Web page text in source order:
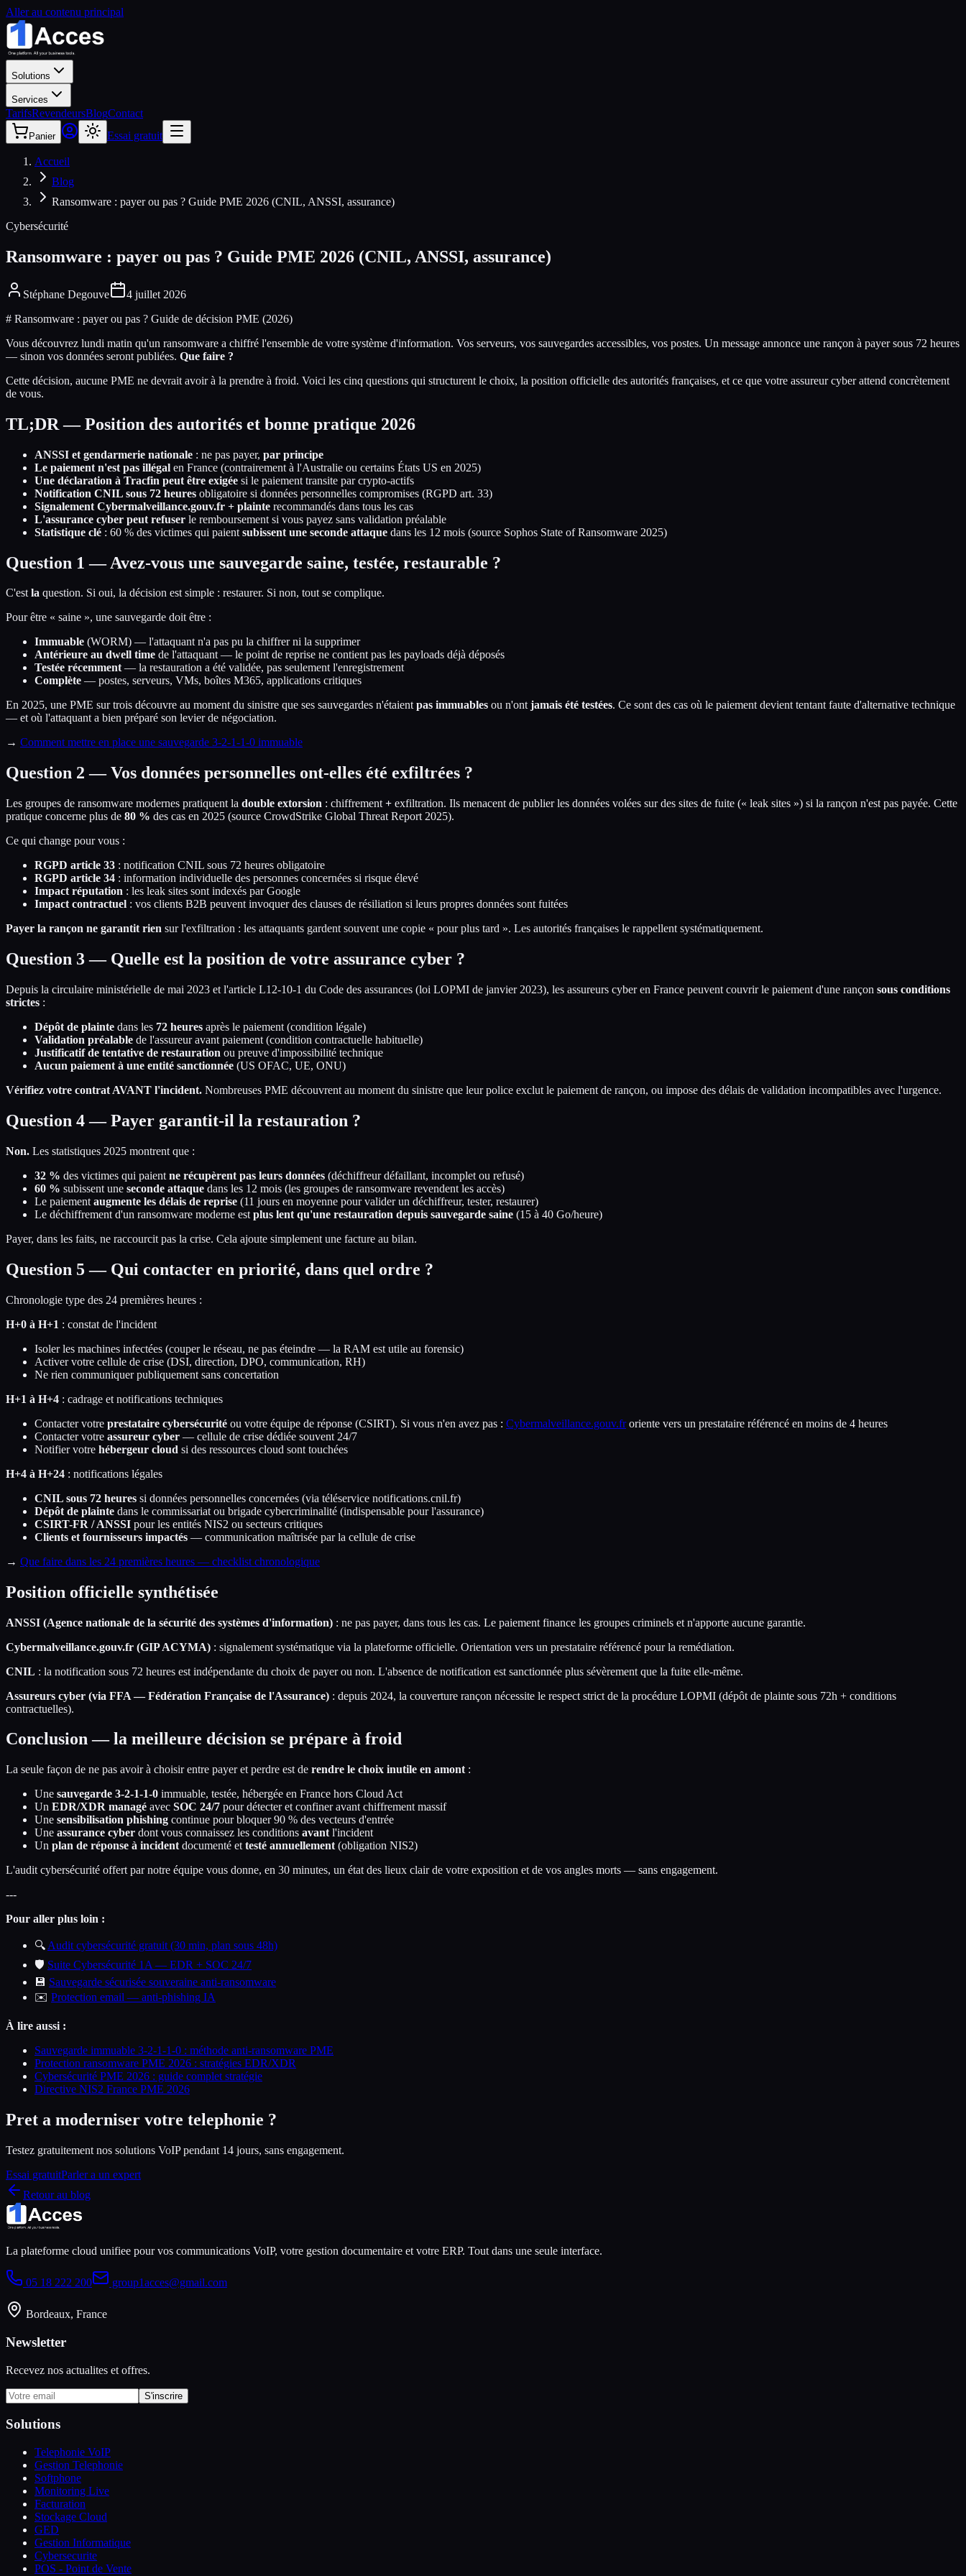
Aller au contenu principal
Solutions
Services
TarifsRevendeursBlogContact
Panier Essai gratuit
Accueil
Blog
Ransomware : payer ou pas ? Guide PME 2026 (CNIL, ANSSI, assurance)
Cybersécurité
Ransomware : payer ou pas ? Guide PME 2026 (CNIL, ANSSI, assurance)
Stéphane Degouve
4 juillet 2026
# Ransomware : payer ou pas ? Guide de décision PME (2026)
Vous découvrez lundi matin qu'un ransomware a chiffré l'ensemble de votre système d'information. Vos serveurs, vos sauvegardes accessibles, vos postes. Un message annonce une rançon à payer sous 72 heures
— sinon vos données seront publiées. Que faire ?
Cette décision, aucune PME ne devrait avoir à la prendre à froid. Voici les cinq questions qui structurent le choix, la position officielle des autorités françaises, et ce que votre assureur cyber attend concrètement
de vous.
TL;DR — Position des autorités et bonne pratique 2026
ANSSI et gendarmerie nationale : ne pas payer, par principe
Le paiement n'est pas illégal en France (contrairement à l'Australie ou certains États US en 2025)
Une déclaration à Tracfin peut être exigée si le paiement transite par crypto-actifs
Notification CNIL sous 72 heures obligatoire si données personnelles compromises (RGPD art. 33)
Signalement Cybermalveillance.gouv.fr + plainte recommandés dans tous les cas
L'assurance cyber peut refuser le remboursement si vous payez sans validation préalable
Statistique clé : 60 % des victimes qui paient subissent une seconde attaque dans les 12 mois (source Sophos State of Ransomware 2025)
Question 1 — Avez-vous une sauvegarde saine, testée, restaurable ?
C'estla question. Si oui, la décision est simple : restaurer. Si non, tout se complique.
Pour être « saine », une sauvegarde doit être :
Immuable (WORM) — l'attaquant n'a pas pu la chiffrer ni la supprimer
Antérieure au dwell time de l'attaquant — le point de reprise ne contient pas les payloads déjà déposés
Testée récemment— la restauration a été validée, pas seulement l'enregistrement
Complète — postes, serveurs, VMs, boîtes M365, applications critiques
En 2025, une PME sur trois découvre au moment du sinistre que ses sauvegardes n'étaientpas immuables ou n'ontjamais été testées. Ce sont des cas où le paiement devient tentant faute d'alternative technique
— et où l'attaquant a bien préparé son levier de négociation.
→ Comment mettre en place une sauvegarde 3-2-1-1-0 immuable
Question 2 — Vos données personnelles ont-elles été exfiltrées ?
Les groupes de ransomware modernes pratiquent la double extorsion : chiffrement + exfiltration. Ils menacent de publier les données volées sur des sites de fuite (« leak sites ») si la rançon n'est pas payée. Cette
pratique concerne plus de 80 % des cas en 2025 (source CrowdStrike Global Threat Report 2025).
Ce qui change pour vous :
RGPD article 33 : notification CNIL sous 72 heures obligatoire
RGPD article 34 : information individuelle des personnes concernées si risque élevé
Impact réputation : les leak sites sont indexés par Google
Impact contractuel : vos clients B2B peuvent invoquer des clauses de résiliation si leurs propres données sont fuitées
Payer la rançon ne garantit rien sur l'exfiltration : les attaquants gardent souvent une copie « pour plus tard ». Les autorités françaises le rappellent systématiquement.
Question 3 — Quelle est la position de votre assurance cyber ?
Depuis la circulaire ministérielle de mai 2023 et l'article L12-10-1 du Code des assurances (loi LOPMI de janvier 2023), les assureurs cyber en France peuvent couvrir le paiement d'une rançon sous conditions
strictes :
Dépôt de plainte dans les 72 heures après le paiement (condition légale)
Validation préalable de l'assureur avant paiement (condition contractuelle habituelle)
Justificatif de tentative de restauration ou preuve d'impossibilité technique
Aucun paiement à une entité sanctionnée (US OFAC, UE, ONU)
Vérifiez votre contrat AVANT l'incident. Nombreuses PME découvrent au moment du sinistre que leur police exclut le paiement de rançon, ou impose des délais de validation incompatibles avec l'urgence.
Question 4 — Payer garantit-il la restauration ?
Non. Les statistiques 2025 montrent que :
32 % des victimes qui paient ne récupèrent pas leurs données (déchiffreur défaillant, incomplet ou refusé)
60 % subissent une seconde attaque dans les 12 mois (les groupes de ransomware revendent les accès)
Le paiement augmente les délais de reprise (11 jours en moyenne pour valider un déchiffreur, tester, restaurer)
Le déchiffrement d'un ransomware moderne est plus lent qu'une restauration depuis sauvegarde saine (15 à 40 Go/heure)
Payer, dans les faits, ne raccourcit pas la crise. Cela ajoute simplement une facture au bilan.
Question 5 — Qui contacter en priorité, dans quel ordre ?
Chronologie type des 24 premières heures :
H+0 à H+1 : constat de l'incident
Isoler les machines infectées (couper le réseau, ne pas éteindre — la RAM est utile au forensic)
Activer votre cellule de crise (DSI, direction, DPO, communication, RH)
Ne rien communiquer publiquement sans concertation
H+1 à H+4 : cadrage et notifications techniques
Contacter votre prestataire cybersécurité ou votre équipe de réponse (CSIRT). Si vous n'en avez pas : Cybermalveillance.gouv.froriente vers un prestataire référencé en moins de 4 heures
Contacter votre assureur cyber — cellule de crise dédiée souvent 24/7
Notifier votre hébergeur cloud si des ressources cloud sont touchées
H+4 à H+24 : notifications légales
CNIL sous 72 heures si données personnelles concernées (via téléservice notifications.cnil.fr)
Dépôt de plainte dans le commissariat ou brigade cybercriminalité (indispensable pour l'assurance)
CSIRT-FR / ANSSI pour les entités NIS2 ou secteurs critiques
Clients et fournisseurs impactés — communication maîtrisée par la cellule de crise
→ Que faire dans les 24 premières heures — checklist chronologique
Position officielle synthétisée
ANSSI (Agence nationale de la sécurité des systèmes d'information) : ne pas payer, dans tous les cas. Le paiement finance les groupes criminels et n'apporte aucune garantie.
Cybermalveillance.gouv.fr (GIP ACYMA) : signalement systématique via la plateforme officielle. Orientation vers un prestataire référencé pour la remédiation.
CNIL : la notification sous 72 heures est indépendante du choix de payer ou non. L'absence de notification est sanctionnée plus sévèrement que la fuite elle-même.
Assureurs cyber (via FFA — Fédération Française de l'Assurance) : depuis 2024, la couverture rançon nécessite le respect strict de la procédure LOPMI (dépôt de plainte sous 72h + conditions
contractuelles).
Conclusion — la meilleure décision se prépare à froid
La seule façon de ne pas avoir à choisir entre payer et perdre est de rendre le choix inutile en amont :
Une sauvegarde 3-2-1-1-0 immuable, testée, hébergée en France hors Cloud Act
Un EDR/XDR managé avec SOC 24/7 pour détecter et confiner avant chiffrement massif
Une sensibilisation phishing continue pour bloquer 90 % des vecteurs d'entrée
Une assurance cyber dont vous connaissez les conditions avant l'incident
Un plan de réponse à incident documenté et testé annuellement (obligation NIS2)
L'audit cybersécurité offert par notre équipe vous donne, en 30 minutes, un état des lieux clair de votre exposition et de vos angles morts — sans engagement.
---
Pour aller plus loin :
🔍 Audit cybersécurité gratuit (30 min, plan sous 48h)
🛡️ Suite Cybersécurité 1A — EDR + SOC 24/7
💾 Sauvegarde sécurisée souveraine anti-ransomware
✉️ Protection email — anti-phishing IA
À lire aussi :
Sauvegarde immuable 3-2-1-1-0 : méthode anti-ransomware PME
Protection ransomware PME 2026 : stratégies EDR/XDR
Cybersécurité PME 2026 : guide complet stratégie
Directive NIS2 France PME 2026
Pret a moderniser votre telephonie ?
Testez gratuitement nos solutions VoIP pendant 14 jours, sans engagement.
Essai gratuitParler a un expert
Retour au blog
La plateforme cloud unifiee pour vos communications VoIP, votre gestion documentaire et votre ERP. Tout dans une seule interface.
05 18 222 200 group1acces@gmail.com
Bordeaux, France
Newsletter
Recevez nos actualites et offres.
S'inscrire
Solutions
Telephonie VoIP
Gestion Telephonie
Softphone
Monitoring Live
Facturation
Stockage Cloud
GED
Gestion Informatique
Cybersecurite
POS - Point de Vente